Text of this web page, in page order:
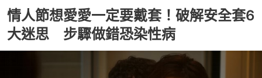
情人節想愛愛一定要戴套！破解安全套6
大迷思 步驟做錯恐染性病